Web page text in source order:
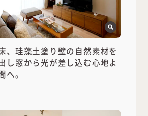
、珪藻土塗り壁の自然素材を
し窓から光が差し込む心地よ
へ。